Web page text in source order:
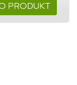
PRODUKT